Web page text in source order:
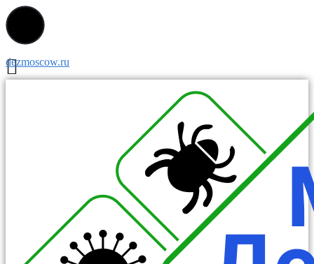
dezmoscow.ru